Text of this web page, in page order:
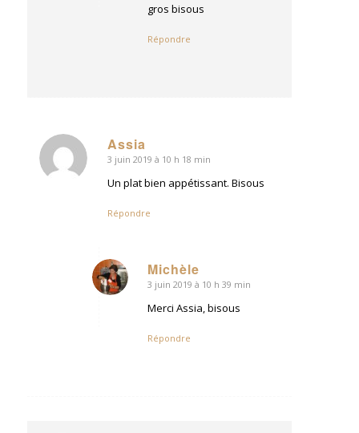
gros bisous
Répondre
Assia
dit
:
3 juin 2019 à 10 h 18 min
Un plat bien appétissant. Bisous
Répondre
Michèle
dit
3 juin 2019 à 10 h 39 min
Merci Assia, bisous
Répondre